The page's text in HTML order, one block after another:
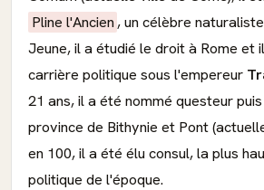
Pline l'Ancien , un célèbre
Jeune, il a étudié le droit à Rome et
carrière politique sous l'empereur
21 ans, il a été nommé questeur
province de Bithynie et Pont
en 100, il a été élu consul, la plus
politique de l'époque.